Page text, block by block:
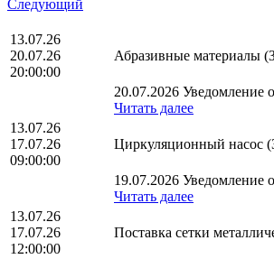
Следующий
13.07.26
20.07.26
20:00:00
Абразивные материалы
20.07.2026 Уведомление
Читать далее
13.07.26
17.07.26
09:00:00
Циркуляционный насос
19.07.2026 Уведомление
Читать далее
13.07.26
17.07.26
12:00:00
Поставка сетки